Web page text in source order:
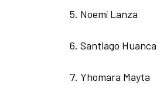
Noemí Lanza
Santiago Huanca
Yhomara Mayta